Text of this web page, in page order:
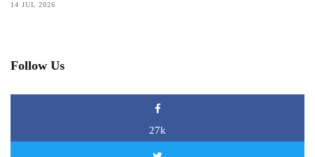
14 JUL 2026
Follow Us
27k